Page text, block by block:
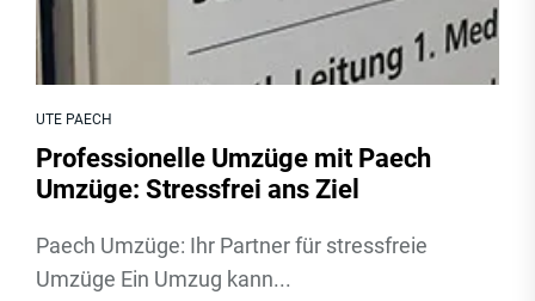
UTE PAECH
Professionelle Umzüge mit Paech
Umzüge: Stressfrei ans Ziel
Paech Umzüge: Ihr Partner für stressfreie
Umzüge Ein Umzug kann...